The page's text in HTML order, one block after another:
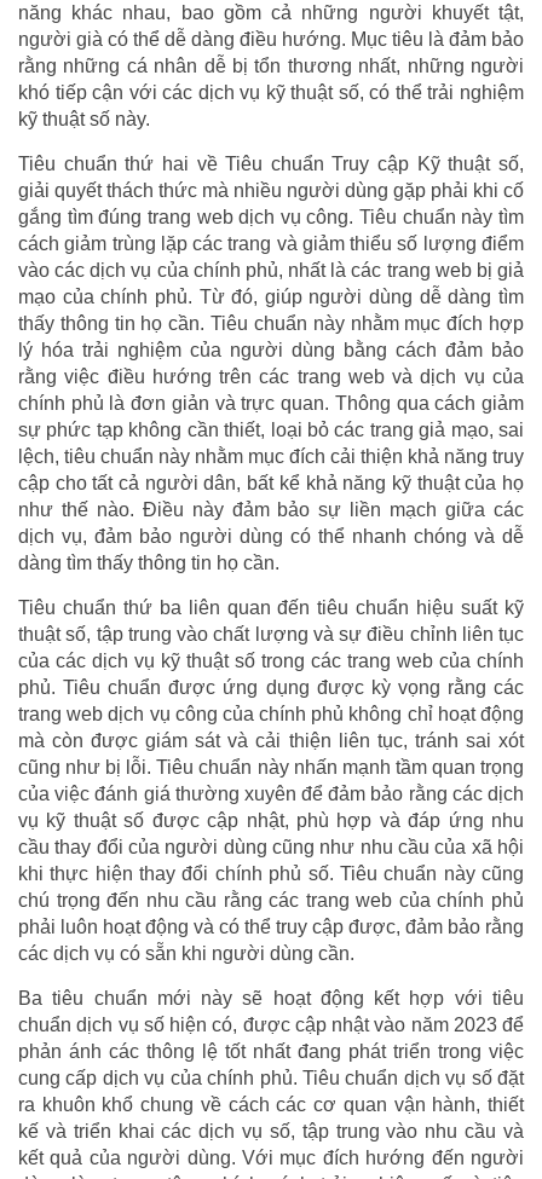
năng khác nhau, bao gồm cả những người khuyết tật,
người già có thể dễ dàng điều hướng. Mục tiêu là đảm bảo
rằng những cá nhân dễ bị tổn thương nhất, những người
khó tiếp cận với các dịch vụ kỹ thuật số, có thể trải nghiệm
kỹ thuật số này.
Tiêu chuẩn thứ hai về Tiêu chuẩn Truy cập Kỹ thuật số,
giải quyết thách thức mà nhiều người dùng gặp phải khi cố
gắng tìm đúng trang web dịch vụ công. Tiêu chuẩn này tìm
cách giảm trùng lặp các trang và giảm thiểu số lượng điểm
vào các dịch vụ của chính phủ, nhất là các trang web bị giả
mạo của chính phủ. Từ đó, giúp người dùng dễ dàng tìm
thấy thông tin họ cần. Tiêu chuẩn này nhằm mục đích hợp
lý hóa trải nghiệm của người dùng bằng cách đảm bảo
rằng việc điều hướng trên các trang web và dịch vụ của
chính phủ là đơn giản và trực quan. Thông qua cách giảm
sự phức tạp không cần thiết, loại bỏ các trang giả mạo, sai
lệch, tiêu chuẩn này nhằm mục đích cải thiện khả năng truy
cập cho tất cả người dân, bất kể khả năng kỹ thuật của họ
như thế nào. Điều này đảm bảo sự liền mạch giữa các
dịch vụ, đảm bảo người dùng có thể nhanh chóng và dễ
dàng tìm thấy thông tin họ cần.
Tiêu chuẩn thứ ba liên quan đến tiêu chuẩn hiệu suất kỹ
thuật số, tập trung vào chất lượng và sự điều chỉnh liên tục
của các dịch vụ kỹ thuật số trong các trang web của chính
phủ. Tiêu chuẩn được ứng dụng được kỳ vọng rằng các
trang web dịch vụ công của chính phủ không chỉ hoạt động
mà còn được giám sát và cải thiện liên tục, tránh sai xót
cũng như bị lỗi. Tiêu chuẩn này nhấn mạnh tầm quan trọng
của việc đánh giá thường xuyên để đảm bảo rằng các dịch
vụ kỹ thuật số được cập nhật, phù hợp và đáp ứng nhu
cầu thay đổi của người dùng cũng như nhu cầu của xã hội
khi thực hiện thay đổi chính phủ số. Tiêu chuẩn này cũng
chú trọng đến nhu cầu rằng các trang web của chính phủ
phải luôn hoạt động và có thể truy cập được, đảm bảo rằng
các dịch vụ có sẵn khi người dùng cần.
Ba tiêu chuẩn mới này sẽ hoạt động kết hợp với tiêu
chuẩn dịch vụ số hiện có, được cập nhật vào năm 2023 để
phản ánh các thông lệ tốt nhất đang phát triển trong việc
cung cấp dịch vụ của chính phủ. Tiêu chuẩn dịch vụ số đặt
ra khuôn khổ chung về cách các cơ quan vận hành, thiết
kế và triển khai các dịch vụ số, tập trung vào nhu cầu và
kết quả của người dùng. Với mục đích hướng đến người